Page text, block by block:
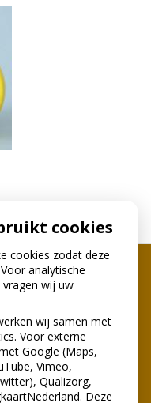
gegeven
nodig is om
cookies
cookies zodat deze
analytische
wij uw
wij samen met
Voor externe
Google (Maps,
Vimeo,
Qualizorg,
Deze